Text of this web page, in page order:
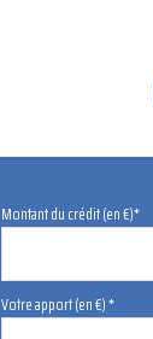
Montant du crédit (en €)*
Votre apport (en €) *